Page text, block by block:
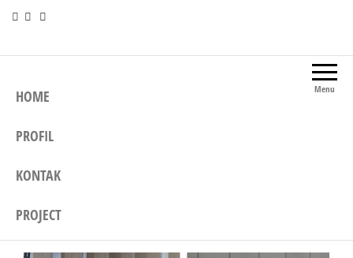
Menu
HOME
PROFIL
KONTAK
PROJECT